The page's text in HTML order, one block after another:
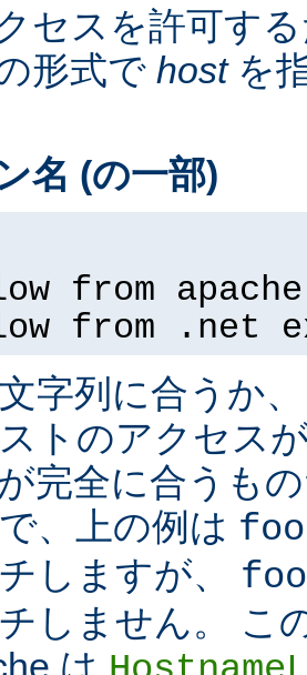
セスを許可す
形式で hostを
名 (の一部)
from
from .net
字列に合うか
トのアクセス
完全に合うも
、上の例は
しますが、
しません。 こ
は